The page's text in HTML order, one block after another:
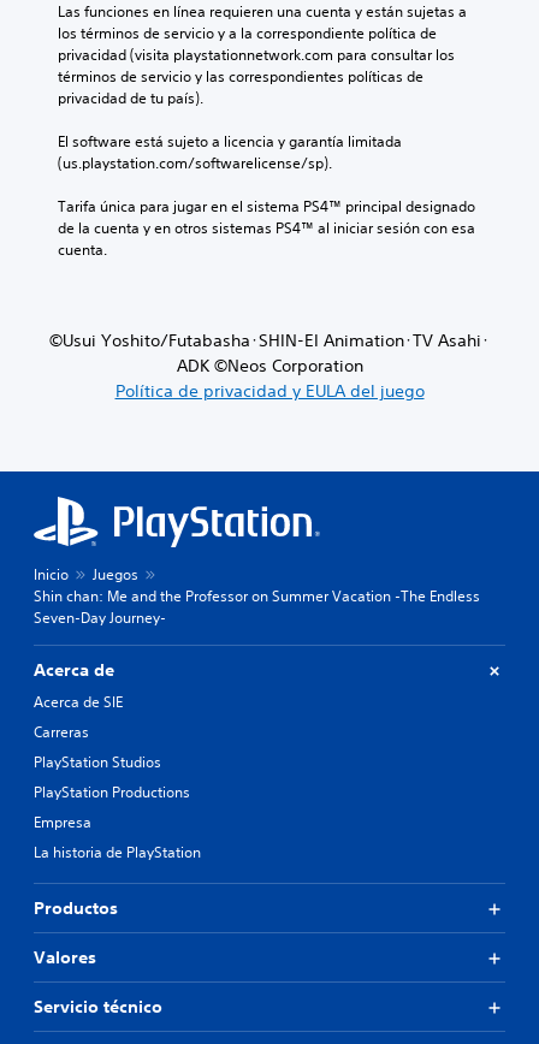
Las funciones en línea requieren una cuenta y están sujetas a
los términos de servicio y a la correspondiente política de
privacidad (visita playstationnetwork.com para consultar los
términos de servicio y las correspondientes políticas de
privacidad de tu país).
El software está sujeto a licencia y garantía limitada
(us.playstation.com/softwarelicense/sp).
Tarifa única para jugar en el sistema PS4™ principal designado
de la cuenta y en otros sistemas PS4™ al iniciar sesión con esa
cuenta.
©Usui Yoshito/Futabasha･SHIN-EI Animation･TV Asahi･
ADK ©Neos Corporation
Política de privacidad y EULA del juego
Inicio
Juegos
Shin chan: Me and the Professor on Summer Vacation -The Endless
Seven-Day Journey-
Acerca de
Acerca de SIE
Carreras
PlayStation Studios
PlayStation Productions
Empresa
La historia de PlayStation
Productos
Valores
Servicio técnico